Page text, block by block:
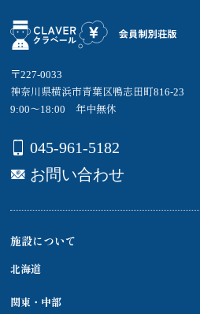
〒227-0033
神奈川県横浜市青葉区鴨志田町816-23
9:00～18:00 年中無休
045-961-5182
お問い合わせ
施設について
北海道
関東・中部